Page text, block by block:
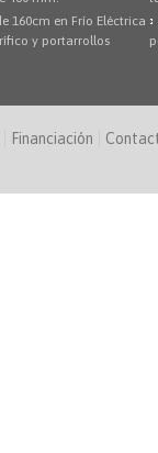
160cm en Frío Eléctrica
y portarrollos
Financiación